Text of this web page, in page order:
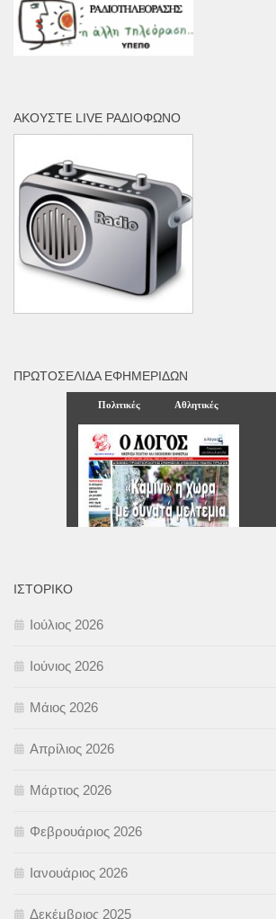
ΑΚΟΎΣΤΕ LIVE ΡΑΔΙΌΦΩΝΟ
ΠΡΩΤΟΣΈΛΙΔΑ ΕΦΗΜΕΡΊΔΩΝ
ΙΣΤΟΡΙΚΌ
Ιούλιος 2026
Ιούνιος 2026
Μάιος 2026
Απρίλιος 2026
Μάρτιος 2026
Φεβρουάριος 2026
Ιανουάριος 2026
Δεκέμβριος 2025